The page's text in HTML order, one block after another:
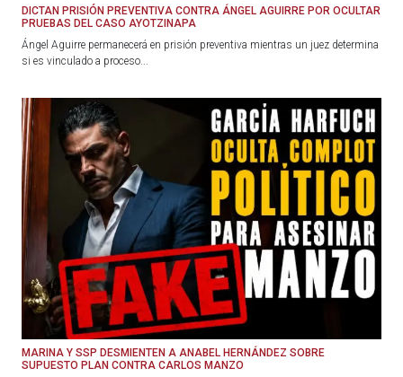
DICTAN PRISIÓN PREVENTIVA CONTRA ÁNGEL AGUIRRE POR OCULTAR
PRUEBAS DEL CASO AYOTZINAPA
Ángel Aguirre permanecerá en prisión preventiva mientras un juez determina
si es vinculado a proceso...
MARINA Y SSP DESMIENTEN A ANABEL HERNÁNDEZ SOBRE
SUPUESTO PLAN CONTRA CARLOS MANZO